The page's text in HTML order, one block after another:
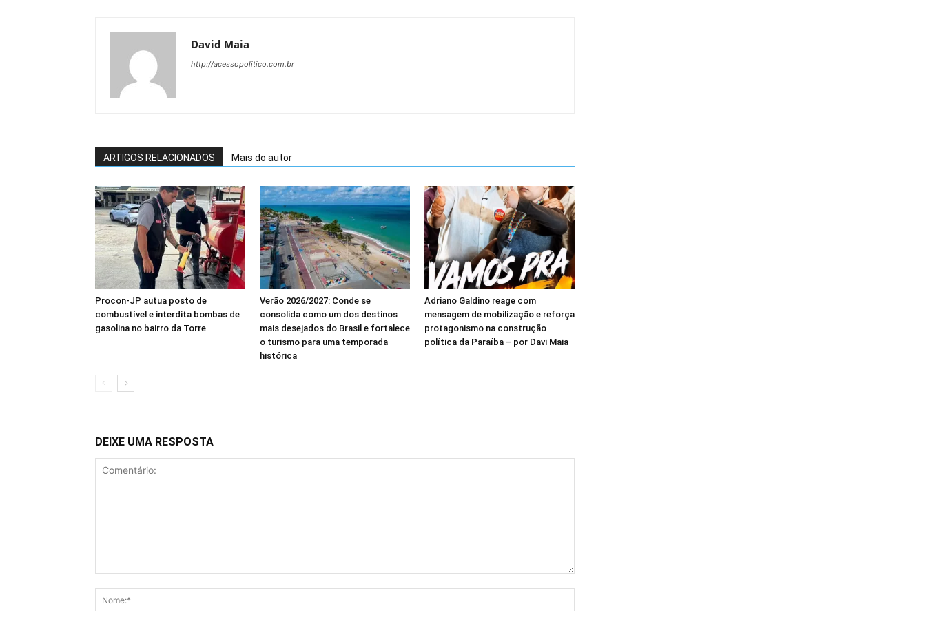
David Maia
http://acessopolitico.com.br
ARTIGOS RELACIONADOS Mais do autor
Procon-JP autua posto de
combustível e interdita bombas de
gasolina no bairro da Torre
Verão 2026/2027: Conde se
consolida como um dos destinos
mais desejados do Brasil e fortalece
o turismo para uma temporada
histórica
Adriano Galdino reage com
mensagem de mobilização e reforça
protagonismo na construção
política da Paraíba – por Davi Maia
DEIXE UMA RESPOSTA